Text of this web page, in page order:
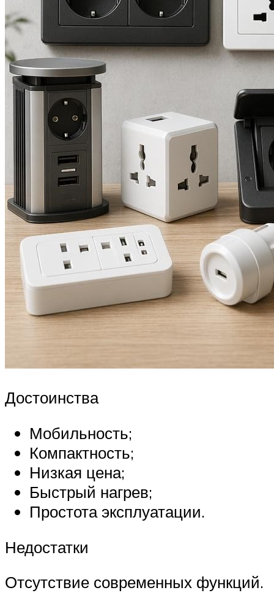
Достоинства
Мобильность;
Компактность;
Низкая цена;
Быстрый нагрев;
Простота эксплуатации.
Недостатки
Отсутствие современных функций.